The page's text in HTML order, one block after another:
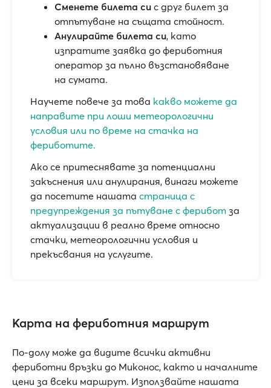
Сменете билета си с друг билет за
отпътуване на същата стойност.
Анулирайте билета си, като
изпратите заявка до фериботния
оператор за пълно възстановяване
на сумата.
Научете повече за това какво можете да
направите при лоши метеорологични
условия или по време на стачка на
фериботите.
Ако се притеснявате за потенциални
закъснения или анулирания, винаги можете
да посетите нашата страница с
предупреждения за пътуване с ферибот за
актуализации в реално време относно
стачки, метеорологични условия и
прекъсвания на услугите.
Карта на фериботния маршрут
По-долу може да видите всички активни
фериботни връзки до Миконос, както и началните
цени за всеки маршрут. Използвайте нашата